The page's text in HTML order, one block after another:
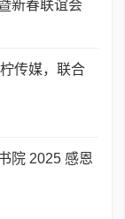
新春联谊会
传媒，联合
院 2025 感恩